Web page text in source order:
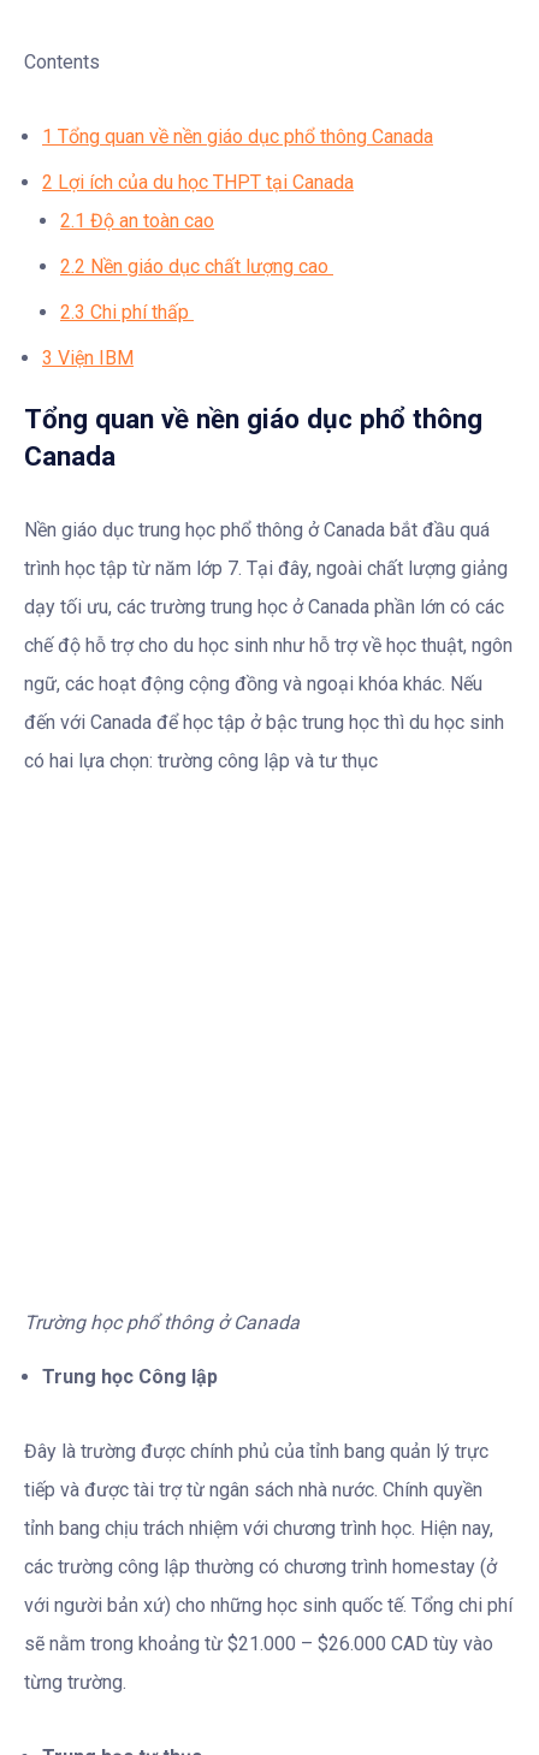
Contents
1 Tổng quan về nền giáo dục phổ thông Canada
2 Lợi ích của du học THPT tại Canada
2.1 Độ an toàn cao
2.2 Nền giáo dục chất lượng cao
2.3 Chi phí thấp
3 Viện IBM
Tổng quan về nền giáo dục phổ thông
Canada
Nền giáo dục trung học phổ thông ở Canada bắt đầu quá
trình học tập từ năm lớp 7. Tại đây, ngoài chất lượng giảng
dạy tối ưu, các trường trung học ở Canada phần lớn có các
chế độ hỗ trợ cho du học sinh như hỗ trợ về học thuật, ngôn
ngữ, các hoạt động cộng đồng và ngoại khóa khác. Nếu
đến với Canada để học tập ở bậc trung học thì du học sinh
có hai lựa chọn: trường công lập và tư thục
Trường học phổ thông ở Canada
Trung học Công lập
Đây là trường được chính phủ của tỉnh bang quản lý trực
tiếp và được tài trợ từ ngân sách nhà nước. Chính quyền
tỉnh bang chịu trách nhiệm với chương trình học. Hiện nay,
các trường công lập thường có chương trình homestay (ở
với người bản xứ) cho những học sinh quốc tế. Tổng chi phí
sẽ nằm trong khoảng từ $21.000 – $26.000 CAD tùy vào
từng trường.